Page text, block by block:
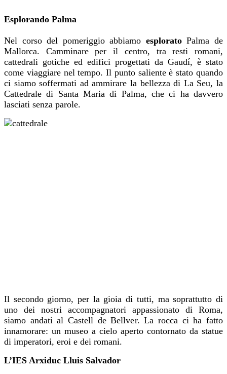
Esplorando Palma
Nel corso del pomeriggio abbiamo esploratoPalma de
Mallorca. Camminare per il centro, tra resti romani,
cattedrali gotiche ed edifici progettati da Gaudí, è stato
come viaggiare nel tempo. Il punto saliente è stato quando
ci siamo soffermati ad ammirare la bellezza di La Seu, la
Cattedrale di Santa Maria di Palma, che ci ha davvero
lasciati senza parole.
Il secondo giorno, per la gioia di tutti, ma soprattutto di
uno dei nostri accompagnatori appassionato di Roma,
siamo andati al Castell de Bellver. La rocca ci ha fatto
innamorare: un museo a cielo aperto contornato da statue
di imperatori, eroi e dei romani.
L’IES Arxiduc Lluis Salvador